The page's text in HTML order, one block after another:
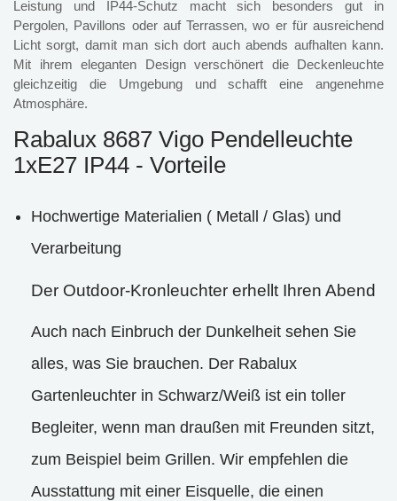
Leistung und IP44-Schutz macht sich besonders gut in
Pergolen, Pavillons oder auf Terrassen, wo er für ausreichend
Licht sorgt, damit man sich dort auch abends aufhalten kann.
Mit ihrem eleganten Design verschönert die Deckenleuchte
gleichzeitig die Umgebung und schafft eine angenehme
Atmosphäre.
Rabalux 8687 Vigo Pendelleuchte
1xE27 IP44 - Vorteile
Hochwertige Materialien ( Metall / Glas) und
Verarbeitung
Der Outdoor-Kronleuchter erhellt Ihren Abend
Auch nach Einbruch der Dunkelheit sehen Sie
alles, was Sie brauchen. Der Rabalux
Gartenleuchter in Schwarz/Weiß ist ein toller
Begleiter, wenn man draußen mit Freunden sitzt,
zum Beispiel beim Grillen. Wir empfehlen die
Ausstattung mit einer Eisquelle, die einen